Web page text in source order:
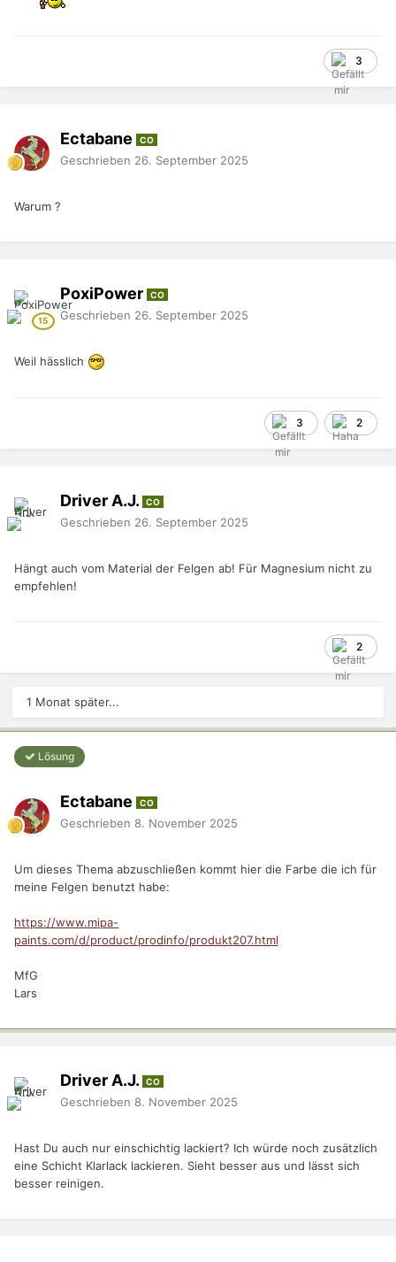
3
Ectabane CO
Geschrieben 26. September 2025
Warum ?
PoxiPower CO
Geschrieben 26. September 2025
Weil hässlich
3 2
Driver A.J. CO
Geschrieben 26. September 2025
Hängt auch vom Material der Felgen ab! Für Magnesium nicht zu
empfehlen!
2
1 Monat später...
Lösung
Ectabane CO
Geschrieben 8. November 2025
Um dieses Thema abzuschließen kommt hier die Farbe die ich für
meine Felgen benutzt habe:
https://www.mipa-
paints.com/d/product/prodinfo/produkt207.html
MfG
Lars
Driver A.J. CO
Geschrieben 8. November 2025
Hast Du auch nur einschichtig lackiert? Ich würde noch zusätzlich
eine Schicht Klarlack lackieren. Sieht besser aus und lässt sich
besser reinigen.